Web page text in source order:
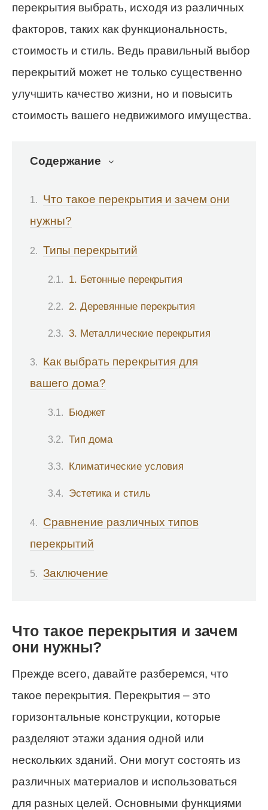
перекрытия выбрать, исходя из различных
факторов, таких как функциональность,
стоимость и стиль. Ведь правильный выбор
перекрытий может не только существенно
улучшить качество жизни, но и повысить
стоимость вашего недвижимого имущества.
Содержание
Что такое перекрытия и зачем они
нужны?
Типы перекрытий
1. Бетонные перекрытия
2. Деревянные перекрытия
3. Металлические перекрытия
Как выбрать перекрытия для
вашего дома?
Бюджет
Тип дома
Климатические условия
Эстетика и стиль
Сравнение различных типов
перекрытий
Заключение
Что такое перекрытия и зачем
они нужны?
Прежде всего, давайте разберемся, что
такое перекрытия. Перекрытия – это
горизонтальные конструкции, которые
разделяют этажи здания одной или
нескольких зданий. Они могут состоять из
различных материалов и использоваться
для разных целей. Основными функциями